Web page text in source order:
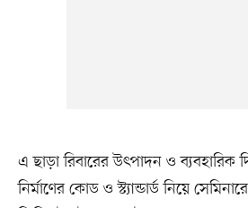
এ ছাড়া রিবারের উৎপাদন ও ব্যবহারিক
নির্মাণের কোড ও স্ট্যান্ডার্ড নিয়ে